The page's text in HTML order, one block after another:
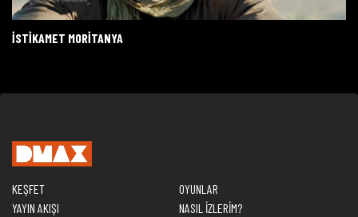
İSTİKAMET MORİTANYA
KEŞFET
YAYIN AKIŞI
OYUNLAR
NASIL İZLERİM?